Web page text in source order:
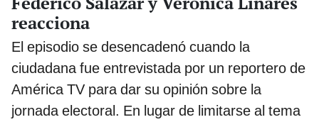
reacciona
El episodio se desencadenó cuando la
ciudadana fue entrevistada por un reportero de
América TV para dar su opinión sobre la
jornada electoral. En lugar de limitarse al tema